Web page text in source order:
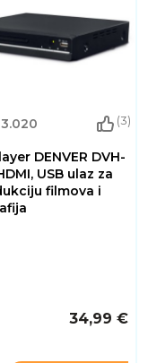
(3)
DENVER DVH-
USB ulaz za
filmova i
34,99 €